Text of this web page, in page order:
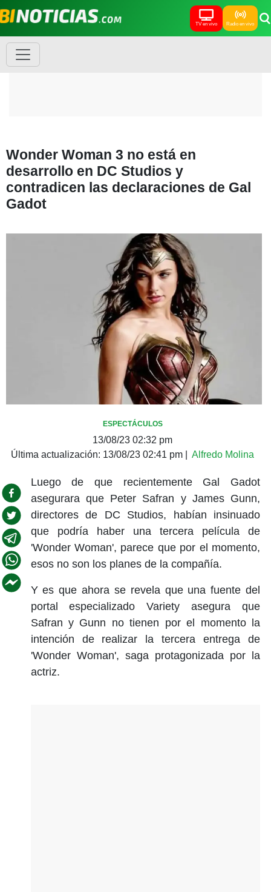
TV en vivo Radio en vivo
Wonder Woman 3 no está en
desarrollo en DC Studios y
contradicen las declaraciones de Gal
Gadot
ESPECTÁCULOS
13/08/23 02:32 pm
Última actualización: 13/08/23 02:41 pm Alfredo Molina
Luego de que recientemente Gal Gadot
asegurara que Peter Safran y James Gunn,
directores de DC Studios, habían insinuado
que podría haber una tercera película de
'Wonder Woman', parece que por el momento,
esos no son los planes de la compañía.
Y es que ahora se revela que una fuente del
portal especializado Variety asegura que
Safran y Gunn no tienen por el momento la
intención de realizar la tercera entrega de
'Wonder Woman', saga protagonizada por la
actriz.